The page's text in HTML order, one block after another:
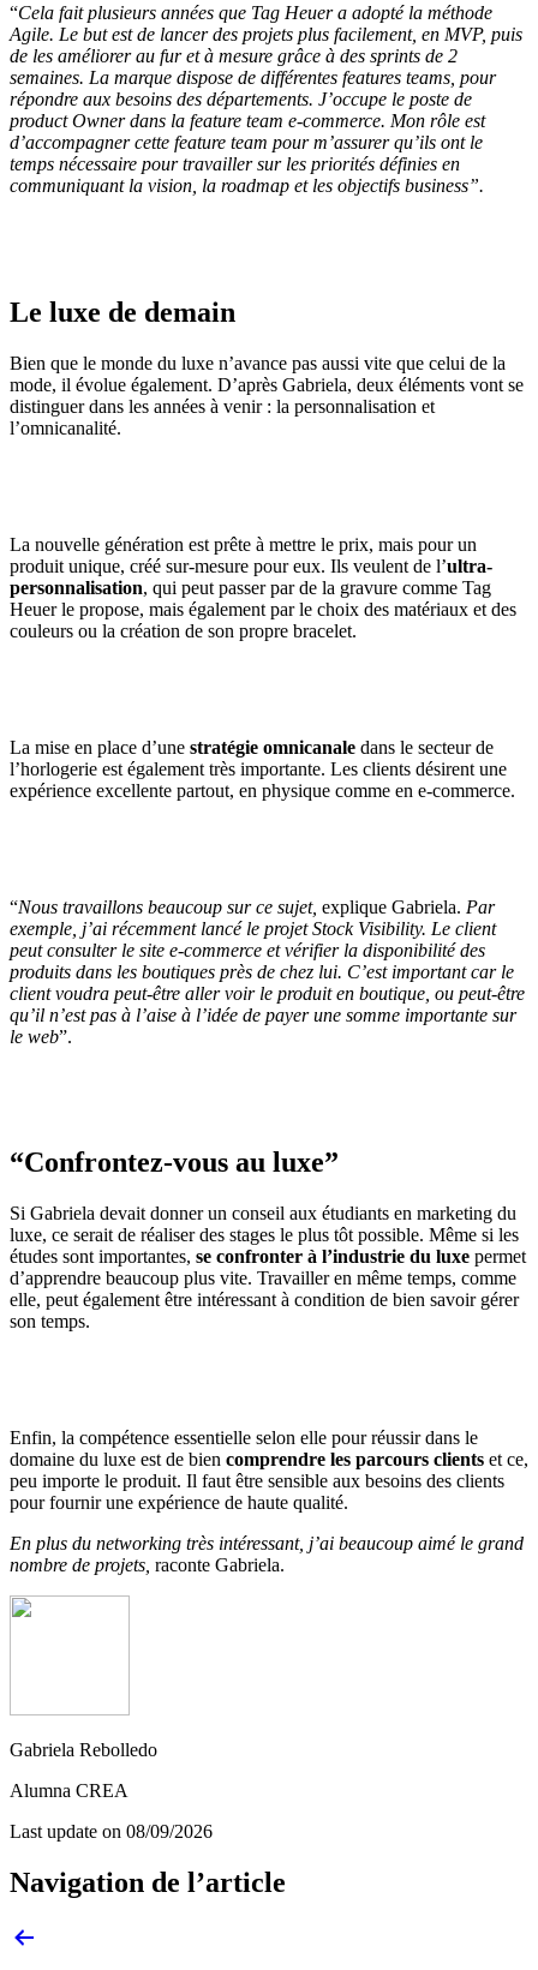
“Cela fait plusieurs années que Tag Heuer a adopté la méthode
Agile. Le but est de lancer des projets plus facilement, en MVP, puis
de les améliorer au fur et à mesure grâce à des sprints de 2
semaines. La marque dispose de différentes features teams, pour
répondre aux besoins des départements. J’occupe le poste de
product Owner dans la feature team e-commerce. Mon rôle est
d’accompagner cette feature team pour m’assurer qu’ils ont le
temps nécessaire pour travailler sur les priorités définies en
communiquant la vision, la roadmap et les objectifs business”.
Le luxe de demain
Bien que le monde du luxe n’avance pas aussi vite que celui de la
mode, il évolue également. D’après Gabriela, deux éléments vont se
distinguer dans les années à venir : la personnalisation et
l’omnicanalité.
La nouvelle génération est prête à mettre le prix, mais pour un
produit unique, créé sur-mesure pour eux. Ils veulent de l’ultra-
personnalisation, qui peut passer par de la gravure comme Tag
Heuer le propose, mais également par le choix des matériaux et des
couleurs ou la création de son propre bracelet.
La mise en place d’une stratégie omnicanale dans le secteur de
l’horlogerie est également très importante. Les clients désirent une
expérience excellente partout, en physique comme en e-commerce.
“Nous travaillons beaucoup sur ce sujet, explique Gabriela. Par
exemple, j’ai récemment lancé le projet Stock Visibility. Le client
peut consulter le site e-commerce et vérifier la disponibilité des
produits dans les boutiques près de chez lui. C’est important car le
client voudra peut-être aller voir le produit en boutique, ou peut-être
qu’il n’est pas à l’aise à l’idée de payer une somme importante sur
le web”.
“Confrontez-vous au luxe”
Si Gabriela devait donner un conseil aux étudiants en marketing du
luxe, ce serait de réaliser des stages le plus tôt possible. Même si les
études sont importantes, se confronter à l’industrie du luxe permet
d’apprendre beaucoup plus vite. Travailler en même temps, comme
elle, peut également être intéressant à condition de bien savoir gérer
son temps.
Enfin, la compétence essentielle selon elle pour réussir dans le
domaine du luxe est de bien comprendre les parcours clients et ce,
peu importe le produit. Il faut être sensible aux besoins des clients
pour fournir une expérience de haute qualité.
En plus du networking très intéressant, j’ai beaucoup aimé le grand
nombre de projets, raconte Gabriela.
Gabriela Rebolledo
Alumna CREA
Last update on 08/09/2026
Navigation de l’article